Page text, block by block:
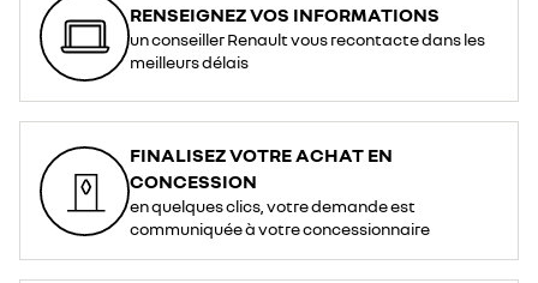
RENSEIGNEZ VOS INFORMATIONS
un conseiller Renault vous recontacte dans les
meilleurs délais
FINALISEZ VOTRE ACHAT EN
CONCESSION
en quelques clics, votre demande est
communiquée à votre concessionnaire